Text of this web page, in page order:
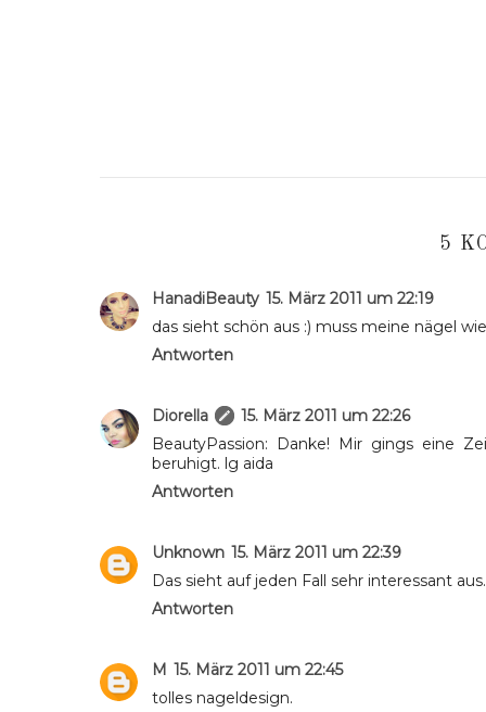
5
HanadiBeauty 15. März 2011 um 22:19
das sieht schön aus :) muss meine nägel
Antworten
Diorella
15. März 2011 um 22:26
BeautyPassion: Danke! Mir gings eine
beruhigt. lg aida
Antworten
Unknown 15. März 2011 um 22:39
Das sieht auf jeden Fall sehr interessant aus.
Antworten
M 15. März 2011 um 22:45
tolles nageldesign.